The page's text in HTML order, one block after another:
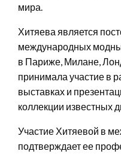
мира.
Хитяева является
международных
в Париже, Милане,
принимала участие в
выставках и
коллекции известных
Участие Хитяевой в
подтверждает ее